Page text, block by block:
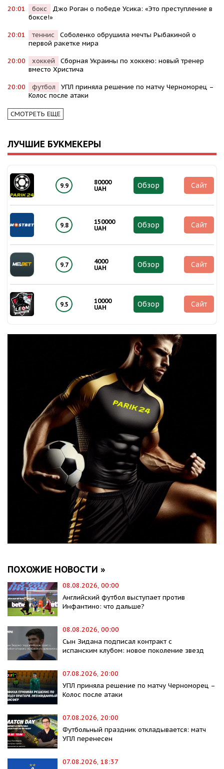
20:01 бокс
Джо Роган о победе Усика: «Это преступление в
боксе!»
20:01 теннис
Соболенко обрушила мечты Рыбакиной о
первой ракетке мира
20:00 хоккей
Сборная Украины по хоккею: новый тренер
вместо Христича
20:00 футбол
УПЛ приняла решение по матчу Черноморец –
Колос после атаки
СМОТРЕТЬ ЕЩЕ
ЛУЧШИЕ БУКМЕКЕРЫ
9.9
80000
UAH
Обзор Сайт
9.8
150000
UAH
Обзор Сайт
9.7
4000
UAH
Обзор Сайт
9.5
10000
UAH
Обзор Сайт
ПОХОЖИЕ НОВОСТИ »
08.08.2026, 00:00
Английский футбол выступает против
Инфантино: что дальше?
08.08.2026, 00:00
Сын Зидана подписал контракт с
испанским клубом: новое поколение звезд
07.08.2026, 20:00
УПЛ приняла решение по матчу Черноморец –
Колос после атаки
07.08.2026, 20:00
Футбольный праздник откладывается: матч
УПЛ перенесен
07.08.2026, 18:37